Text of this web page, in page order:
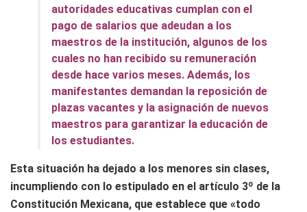
autoridades educativas cumplan con el
pago de salarios que adeudan a los
maestros de la institución, algunos de los
cuales no han recibido su remuneración
desde hace varios meses. Además, los
manifestantes demandan la reposición de
plazas vacantes y la asignación de nuevos
maestros para garantizar la educación de
los estudiantes.
Esta situación ha dejado a los menores sin clases,
incumpliendo con lo estipulado en el artículo 3º de la
Constitución Mexicana, que establece que «todo